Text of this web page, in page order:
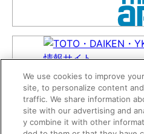
We use cookies to improve
site, to personalize content
traffic. We share information
site with our advertising and
y combine it with other